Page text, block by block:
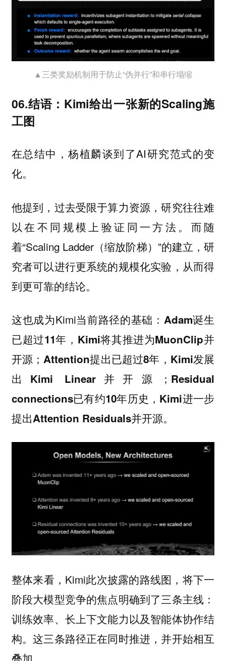
▲三类奖励机制用于防止“伪并行”和串行塌缩
06.结语：Kimi给出一张新的Scaling施
工图
在总结中，杨植麟谈到了AI研究范式的变
化。
他提到，过去受限于算力资源，研究往往难
以在不同规模上验证同一方法。而随
着“Scaling Ladder（缩放阶梯）”的建立，研
究者可以进行更系统的规模化实验，从而得
到更可靠的结论。
这也成为Kimi当前路径的基础： Adam诞生
已超过11年，Kimi将其推进为MuonClip并
开源；Attention提出已超过8年，Kimi发展
出Kimi Linear并开源；Residual
connections已有约10年历史，Kimi进一步
提出Attention Residuals并开源。
整体来看，Kimi此次披露的路线图，将下一
阶段大模型竞争的焦点明确到了三条主线：
训练效率、长上下文能力以及智能体协作结
构。这三条路径正在同时推进，并开始相互
叠加。